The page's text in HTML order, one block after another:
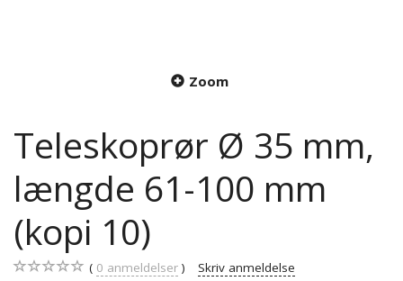
Zoom
Teleskoprør Ø 35 mm,
længde 61-100 mm
(kopi 10)
0 anmeldelser Skriv anmeldelse